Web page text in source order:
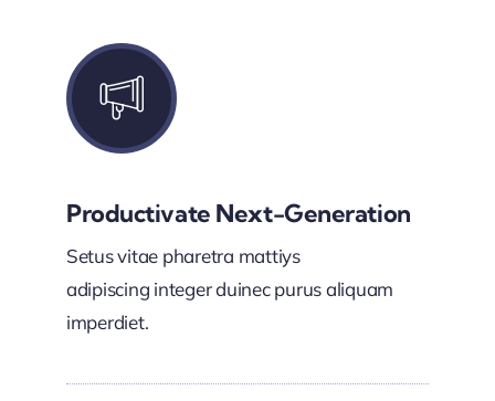
Productivate Next-Generation
Setus vitae pharetra mattiys
adipiscing integer duinec purus aliquam
imperdiet.